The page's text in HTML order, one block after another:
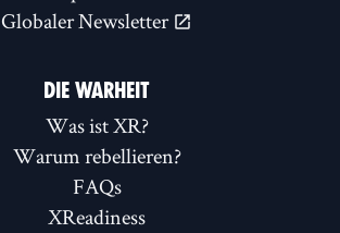
Globaler Newsletter
DIE WARHEIT
Was ist XR?
Warum rebellieren?
FAQs
XReadiness